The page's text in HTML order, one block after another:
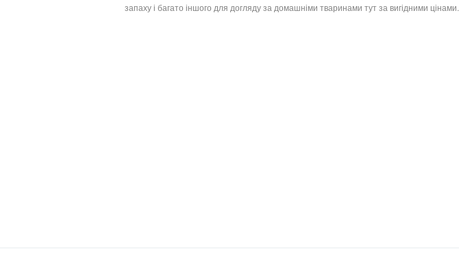
запаху і багато іншого для догляду за домашніми тваринами тут за вигідними цінами.